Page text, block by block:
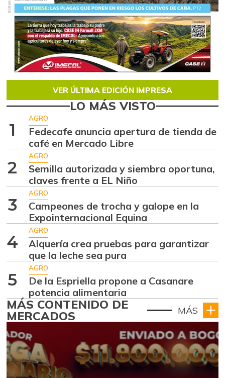
VER ÚLTIMA EDICIÓN IMPRESA
LO MÁS VISTO
1
AGRO
Fedecafe anuncia apertura de tienda de
café en Mercado Libre
2
AGRO
Semilla autorizada y siembra oportuna,
claves frente a EL Niño
3
AGRO
Campeones de trocha y galope en la
Expointernacional Equina
4
AGRO
Alquería crea pruebas para garantizar
que la leche sea pura
5
AGRO
De la Espriella propone a Casanare
potencia alimentaria
MÁS CONTENIDO DE
MERCADOS MÁS